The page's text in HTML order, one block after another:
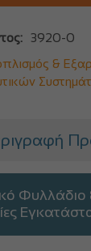
3920-0
&
Φυλλάδιο